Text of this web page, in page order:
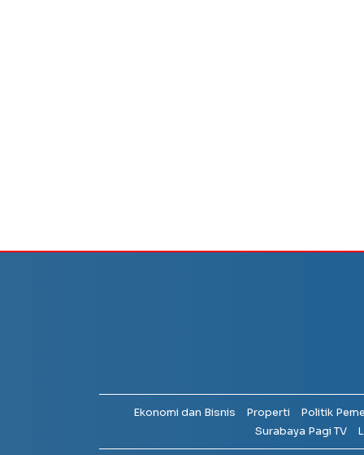
Ekonomi dan Bisnis Properti
Politik
Surabaya Pagi TV